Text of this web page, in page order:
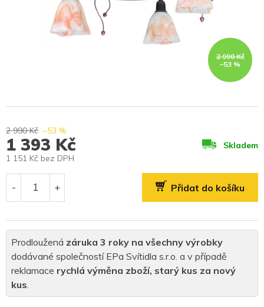
2 990 Kč
–53 %
Prodloužená záruka 3 roky na všechny výrobky
dodávané společností EPa Svítidla s.r.o. a v případě
reklamace rychlá výměna zboží, starý kus za nový
kus.
2 990 Kč –53 %
1 393 Kč
1 151 Kč bez DPH
Skladem
Přidat do košíku